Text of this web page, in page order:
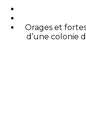
Orages et
d’une colonie